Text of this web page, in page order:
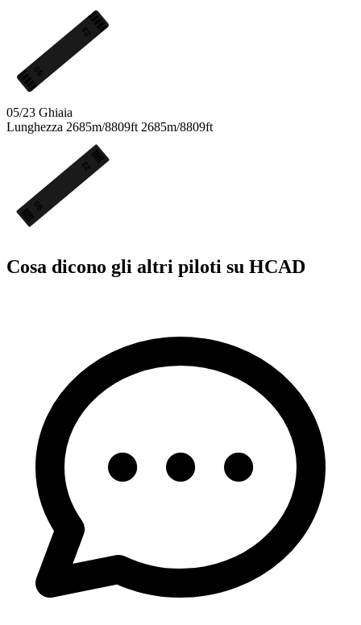
23
05
05/23 Ghiaia
Lunghezza 2685m/8809ft 2685m/8809ft
23
05
Cosa dicono gli altri piloti su HCAD